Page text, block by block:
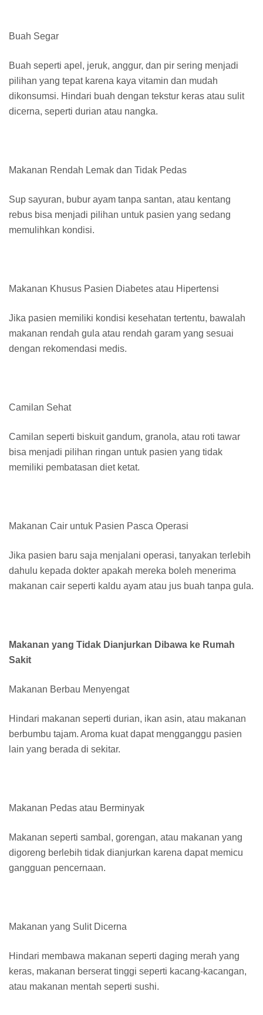
Buah Segar
Buah seperti apel, jeruk, anggur, dan pir sering menjadi
pilihan yang tepat karena kaya vitamin dan mudah
dikonsumsi. Hindari buah dengan tekstur keras atau sulit
dicerna, seperti durian atau nangka.
Makanan Rendah Lemak dan Tidak Pedas
Sup sayuran, bubur ayam tanpa santan, atau kentang
rebus bisa menjadi pilihan untuk pasien yang sedang
memulihkan kondisi.
Makanan Khusus Pasien Diabetes atau Hipertensi
Jika pasien memiliki kondisi kesehatan tertentu, bawalah
makanan rendah gula atau rendah garam yang sesuai
dengan rekomendasi medis.
Camilan Sehat
Camilan seperti biskuit gandum, granola, atau roti tawar
bisa menjadi pilihan ringan untuk pasien yang tidak
memiliki pembatasan diet ketat.
Makanan Cair untuk Pasien Pasca Operasi
Jika pasien baru saja menjalani operasi, tanyakan terlebih
dahulu kepada dokter apakah mereka boleh menerima
makanan cair seperti kaldu ayam atau jus buah tanpa gula.
Makanan yang Tidak Dianjurkan Dibawa ke Rumah
Sakit
Makanan Berbau Menyengat
Hindari makanan seperti durian, ikan asin, atau makanan
berbumbu tajam. Aroma kuat dapat mengganggu pasien
lain yang berada di sekitar.
Makanan Pedas atau Berminyak
Makanan seperti sambal, gorengan, atau makanan yang
digoreng berlebih tidak dianjurkan karena dapat memicu
gangguan pencernaan.
Makanan yang Sulit Dicerna
Hindari membawa makanan seperti daging merah yang
keras, makanan berserat tinggi seperti kacang-kacangan,
atau makanan mentah seperti sushi.